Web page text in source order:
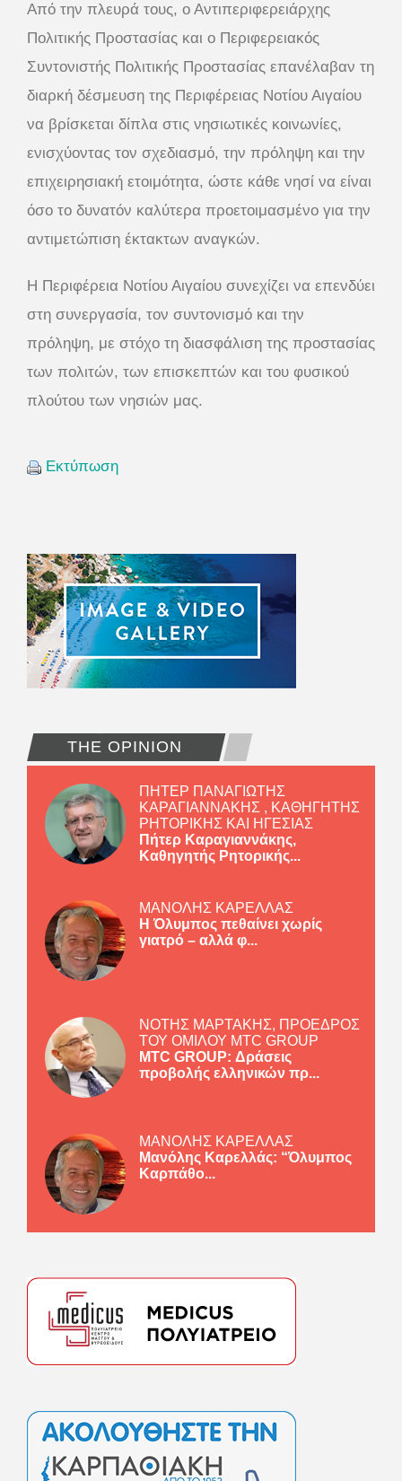
Από την πλευρά τους, ο Αντιπεριφερειάρχης
Πολιτικής Προστασίας και ο Περιφερειακός
Συντονιστής Πολιτικής Προστασίας επανέλαβαν τη
διαρκή δέσμευση της Περιφέρειας Νοτίου Αιγαίου
να βρίσκεται δίπλα στις νησιωτικές κοινωνίες,
ενισχύοντας τον σχεδιασμό, την πρόληψη και την
επιχειρησιακή ετοιμότητα, ώστε κάθε νησί να είναι
όσο το δυνατόν καλύτερα προετοιμασμένο για την
αντιμετώπιση έκτακτων αναγκών.
Η Περιφέρεια Νοτίου Αιγαίου συνεχίζει να επενδύει
στη συνεργασία, τον συντονισμό και την
πρόληψη, με στόχο τη διασφάλιση της προστασίας
των πολιτών, των επισκεπτών και του φυσικού
πλούτου των νησιών μας.
Εκτύπωση
THE OPINION
ΠΗΤΕΡ ΠΑΝΑΓΙΩΤΗΣ
ΚΑΡΑΓΙΑΝΝΑΚΗΣ , ΚΑΘΗΓΗΤΗΣ
ΡΗΤΟΡΙΚΗΣ ΚΑΙ ΗΓΕΣΙΑΣ
Πήτερ Καραγιαννάκης,
Καθηγητής Ρητορικής...
ΜΑΝΟΛΗΣ ΚΑΡΕΛΛΑΣ
Η Όλυμπος πεθαίνει χωρίς
γιατρό – αλλά φ...
ΝΟΤΗΣ ΜΑΡΤΑΚΗΣ, ΠΡΟΕΔΡΟΣ
ΤΟΥ ΟΜΙΛΟΥ MTC GROUP
MTC GROUP: Δράσεις
προβολής ελληνικών πρ...
ΜΑΝΟΛΗΣ ΚΑΡΕΛΛΑΣ
Μανόλης Καρελλάς: “Όλυμπος
Καρπάθο...